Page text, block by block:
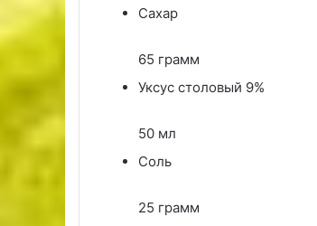
Сахар
65 грамм
Уксус столовый 9%
50 мл
Соль
25 грамм